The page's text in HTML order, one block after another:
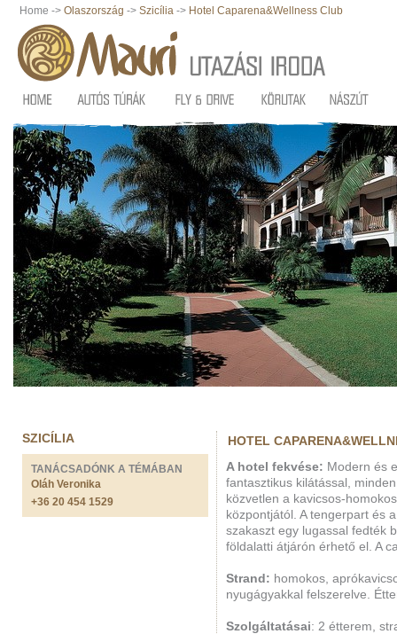
Home -> Olaszország -> Szicília -> Hotel Caparena&Wellness Club
SZICÍLIA
TANÁCSADÓNK A TÉMÁBAN
Oláh Veronika
+36 20 454 1529
HOTEL
A hotel fekvése: Modern és
fantasztikus kilátással,
közvetlen a kavicsos-
központjától. A tengerpart és
szakaszt egy lugassal fedték
földalatti átjárón érhető el. A
Strand: homokos,
nyugágyakkal felszerelve.
Szolgáltatásai: 2 étterem,